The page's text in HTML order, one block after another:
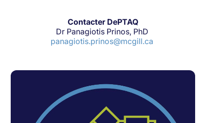
Contacter DePTAQ
Dr Panagiotis Prinos, PhD
panagiotis.prinos@mcgill.ca